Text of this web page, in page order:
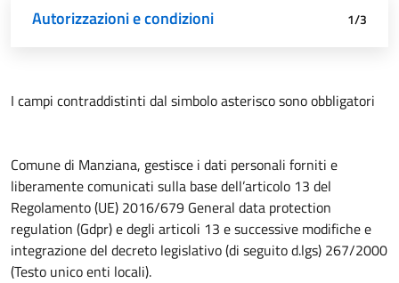
Autorizzazioni e condizioni
Attivo
Dati di segnalazione
Riepilogo 1/3
I campi contraddistinti dal simbolo asterisco sono obbligatori
Comune di Manziana, gestisce i dati personali forniti e
liberamente comunicati sulla base dell’articolo 13 del
Regolamento (UE) 2016/679 General data protection
regulation (Gdpr) e degli articoli 13 e successive modifiche e
integrazione del decreto legislativo (di seguito d.lgs) 267/2000
(Testo unico enti locali).